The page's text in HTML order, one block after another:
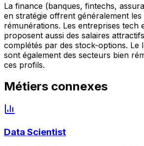
La finance (banques, fintechs,
en stratégie offrent généralement les
rémunérations. Les entreprises tech
proposent aussi des salaires
complétés par des stock-options. Le
sont également des secteurs bien
ces profils.
Métiers connexes
Data Scientist